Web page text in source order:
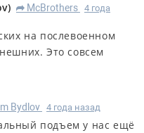
) R McBrothers 4 года
на послевоенном
Это совсем
Bydlov 4 года назад
подъем у нас ещё